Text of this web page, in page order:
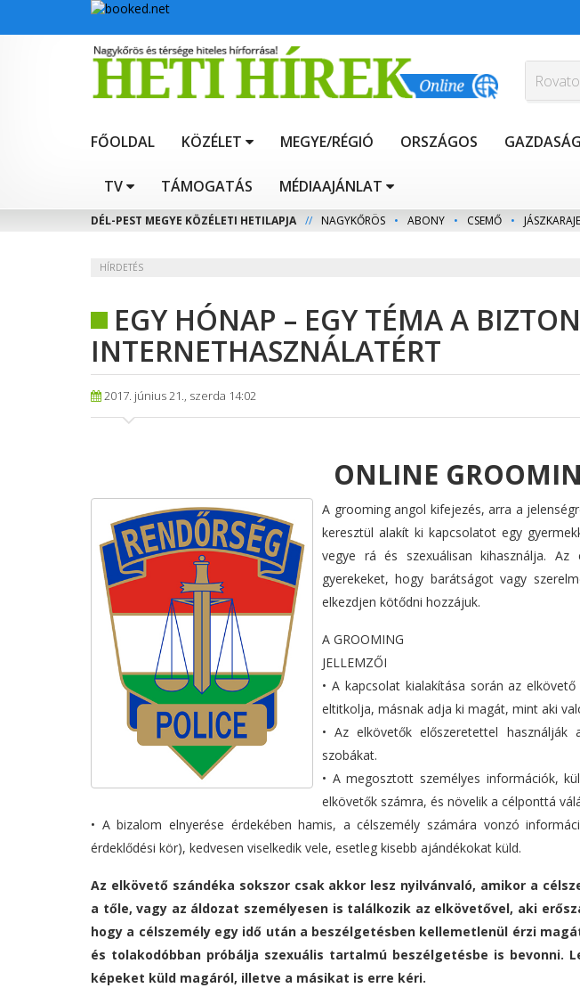
FŐOLDAL KÖZÉLET MEGYE/RÉGIÓ ORSZÁGOS GAZDASÁG
TV TÁMOGATÁS MÉDIAAJÁNLAT
DÉL-PEST MEGYE KÖZÉLETI HETILAPJA // NAGYKŐRÖS • ABONY • CSEMŐ •
HÍRDETÉS
EGY HÓNAP – EGY TÉMA A
INTERNETHASZNÁLATÉRT
2017. június 21., szerda 14:02
ONLINE
A grooming angol kifejezés, arra a
keresztül alakít ki kapcsolatot egy
vegye rá és szexuálisan kihasználja.
gyerekeket, hogy barátságot vagy
elkezdjen kötődni hozzájuk.
A GROOMING
JELLEMZŐI
• A kapcsolat kialakítása során az
eltitkolja, másnak adja ki magát, mint aki
• Az elkövetők előszeretettel
szobákat.
• A megosztott személyes információk,
elkövetők számra, és növelik a célponttá
• A bizalom elnyerése érdekében hamis, a célszemély számára vonzó
érdeklődési kör), kedvesen viselkedik vele, esetleg kisebb ajándékokat küld.
Az elkövető szándéka sokszor csak akkor lesz nyilvánvaló, amikor a
a tőle, vagy az áldozat személyesen is találkozik az elkövetővel, aki
hogy a célszemély egy idő után a beszélgetésben kellemetlenül érzi
és tolakodóbban próbálja szexuális tartalmú beszélgetésbe is bevonni.
képeket küld magáról, illetve a másikat is erre kéri.